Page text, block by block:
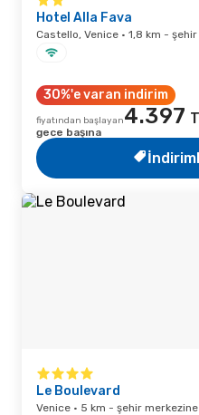
Hotel Alla Fava
Castello, Venice · 1,8 km -
30%'e varan indirim
fiyatından başlayan4.397
gece başına
Le Boulevard
Venice · 5 km - şehir merkezine